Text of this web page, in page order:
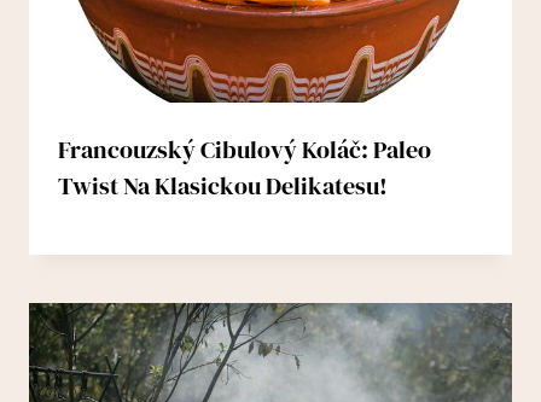
Francouzský Cibulový Koláč: Paleo
Twist Na Klasickou Delikatesu!